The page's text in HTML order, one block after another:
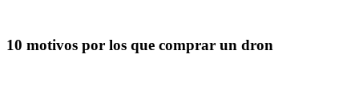
10 motivos por los que comprar un dron